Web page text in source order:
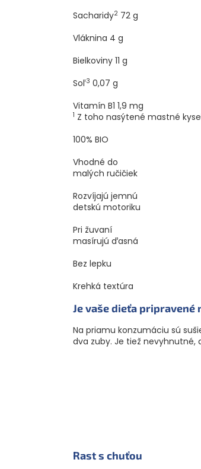
Sacharidy2 72 g
Vláknina 4 g
Bielkoviny 11 g
Soľ3 0,07 g
Vitamín B1 1,9 mg
1 Z toho nasýtené mastné
100% BIO
Vhodné do
malých ručičiek
Rozvíjajú jemnú
detskú motoriku
Pri žuvaní
masírujú ďasná
Bez lepku
Krehká textúra
Je vaše dieťa pripravené
Na priamu konzumáciu sú
dva zuby. Je tiež
Rast s chuťou